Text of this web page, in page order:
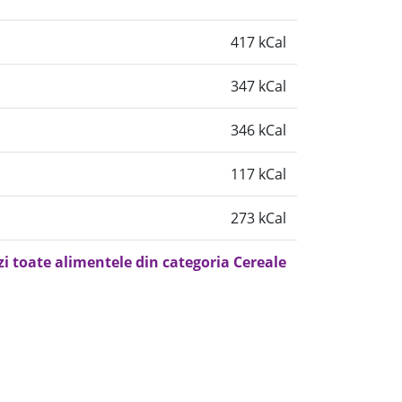
417 kCal
347 kCal
346 kCal
117 kCal
273 kCal
toate alimentele din categoria Cereale